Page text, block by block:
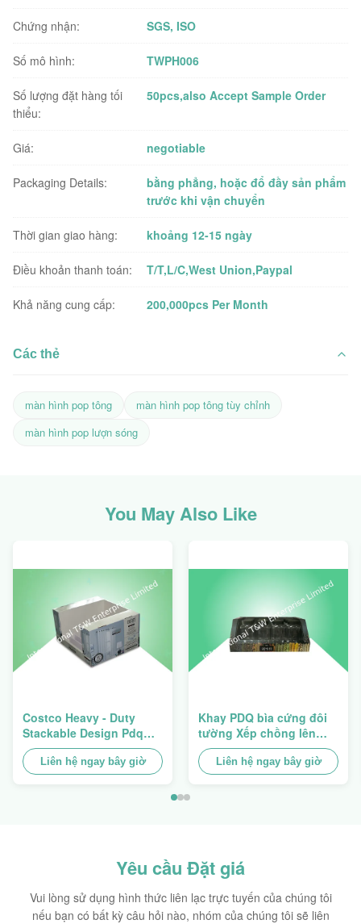
Chứng nhận: SGS, ISO
Số mô hình: TWPH006
Số lượng đặt hàng tối
thiểu:
50pcs,also Accept Sample Order
Giá: negotiable
Packaging Details:
bằng phẳng, hoặc đổ đầy sản phẩm
trước khi vận chuyển
Thời gian giao hàng: khoảng 12-15 ngày
Điều khoản thanh toán: T/T,L/C,West Union,Paypal
Khả năng cung cấp: 200,000pcs Per Month
Các thẻ
màn hình pop tông
màn hình pop tông tùy chỉnh
màn hình pop lượn sóng
You May Also Like
Costco Heavy - Duty
Stackable Design Pdq
Trays To Selling Curtain ,
Load 100kgs
Liên hệ ngay bây giờ
Khay PDQ bìa cứng đôi
tường Xếp chồng lên
nhau để quảng bá gia
vị/thực phẩm
Liên hệ ngay bây giờ
Yêu cầu Đặt giá
Vui lòng sử dụng hình thức liên lạc trực tuyến của chúng tôi
nếu bạn có bất kỳ câu hỏi nào, nhóm của chúng tôi sẽ liên